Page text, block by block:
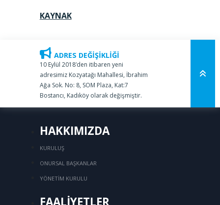
KAYNAK
ADRES DEĞİŞİKLİĞİ
10 Eylül 2018’den itibaren yeni
adresimiz Kozyatağı Mahallesi, İbrahim
Ağa Sok. No: 8, SOM Plaza, Kat:7
Bostancı, Kadıköy olarak değişmiştir.
HAKKIMIZDA
KURULUŞ
ONURSAL BAŞKANLAR
YÖNETİM KURULU